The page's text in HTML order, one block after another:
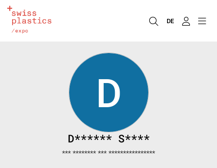
DE
D
D****** S****
*** ******** *** ****************